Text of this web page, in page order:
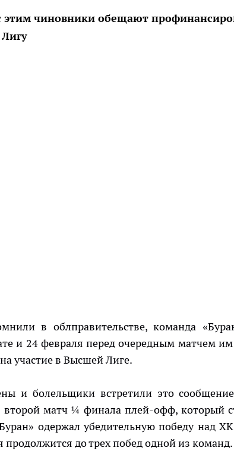
этим чиновники обещают
в облправительстве, команда
и 24 февраля перед очередным матчем
участие в Высшей Лиге.
и болельщики встретили это
второй матч ¼ финала плей-офф, который
одержал убедительную победу над
продолжится до трех побед одной из команд.